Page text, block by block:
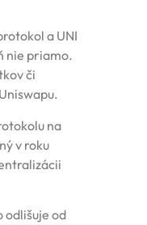
a UNI
nie priamo.
či
na
v roku
odlišuje od